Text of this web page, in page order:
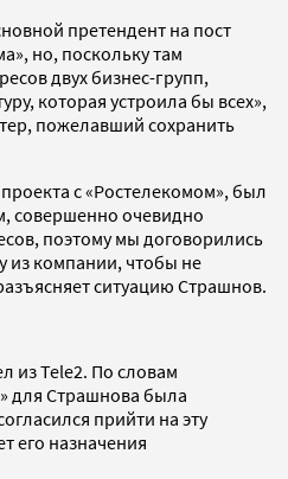
претендент на пост
но, поскольку там
двух бизнес-групп,
которая устроила бы всех»,
пожелавший сохранить
с «Ростелекомом», был
совершенно очевидно
поэтому мы договорились
из компании, чтобы не
ситуацию Страшнов.
из Tele2. По словам
для Страшнова была
прийти на эту
его назначения